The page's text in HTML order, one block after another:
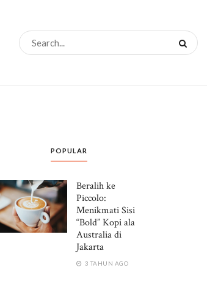
POPULAR
Beralih ke
Piccolo:
Menikmati Sisi
“Bold” Kopi ala
Australia di
Jakarta
3 TAHUN AGO